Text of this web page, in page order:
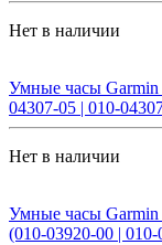
Нет в наличии
Умные часы Garmin
04307-05 | 010-
Нет в наличии
Умные часы Garmin
(010-03920-00 |